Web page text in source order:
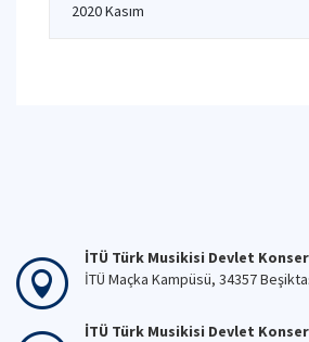
2020 Kasım
İTÜ Türk Musikisi Devlet
İTÜ Maçka Kampüsü, 34357
İTÜ Türk Musikisi Devlet